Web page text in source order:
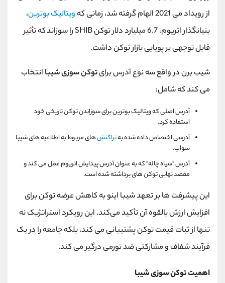
از رویداد می 2021 الهام گرفته شد، زمانی که
ویتالیک بوترین،
بنیانگذار اتریوم، 6.7 میلیارد دلار توکن SHIB را سوزاند که تأثیر
قابل توجهی بر پویایی بازار توکن داشت.
شیب برن در واقع سه نوع آدرس برایتوکن سوزی شیبا انتخاب
می کند که شامل:
آدرس اصلی که ویتالیک بوترین برای سوزاندن توکن تاریخی خود
استفاده کرد.
آدرسی اختصاص داده شده بهتراکنشهای مربوط به اطلاعیه های شیبا
سواپ.
آدرس "سیاه چاله" که به عنوان آدرس پیدایش اتریوم عمل می کند و
مقصد نهایی توکن های برداشته شده است.
این پیشرفت ‌ها بر تعهد شیبا اینو به کاهش عرضه توکن برای
افزایش ارزش بالقوه آن تأکید می‌کند. این رویکرد استراتژیک نه
تنها از ثبات قیمت توکن پشتیبانی می کند، بلکه جامعه را در یک
فرآیند شفاف و مشارکتی ضد تورمی درگیر می کند.
اهمیت توکن سوزی شیبا